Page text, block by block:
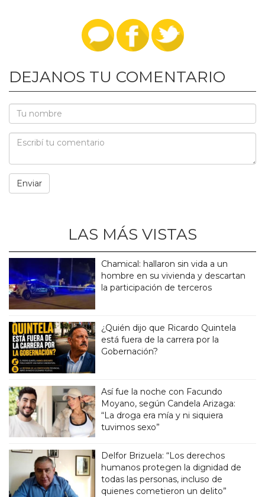
DEJANOS TU COMENTARIO
LAS MÁS VISTAS
Chamical: hallaron sin vida a un
hombre en su vivienda y descartan
la participación de terceros
¿Quién dijo que Ricardo Quintela
está fuera de la carrera por la
Gobernación?
Así fue la noche con Facundo
Moyano, según Candela Arizaga:
“La droga era mía y ni siquiera
tuvimos sexo”
Delfor Brizuela: “Los derechos
humanos protegen la dignidad de
todas las personas, incluso de
quienes cometieron un delito”